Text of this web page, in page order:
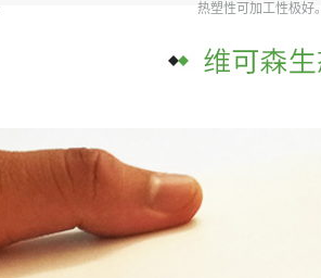
热塑性可加工性极好。